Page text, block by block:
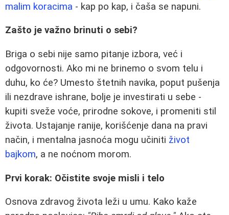
malim koracima - kap po kap, i čaša se napuni.
Zašto je važno brinuti o sebi?
Briga o sebi nije samo pitanje izbora, već i
odgovornosti. Ako mi ne brinemo o svom telu i
duhu, ko će? Umesto štetnih navika, poput pušenja
ili nezdrave ishrane, bolje je investirati u sebe -
kupiti sveže voće, prirodne sokove, i promeniti stil
života. Ustajanje ranije, korišćenje dana na pravi
način, i mentalna jasnoća mogu učiniti život
bajkom, a ne noćnom morom.
Prvi korak: Očistite svoje misli i telo
Osnova zdravog života leži u umu. Kako kaže